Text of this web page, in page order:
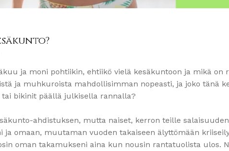
ja moni pohtiikin, ehtiikö vielä kesäkuntoon ja mikä on
ja muhkuroista mahdollisimman nopeasti, ja joko tänä
bikinit päällä julkisella rannalla?
ahdistuksen, mutta naiset, kerron teille
ja omaan, muutaman vuoden takaiseen älyttömään
oman takamukseni aina kun nousin rantatuolista ulos.